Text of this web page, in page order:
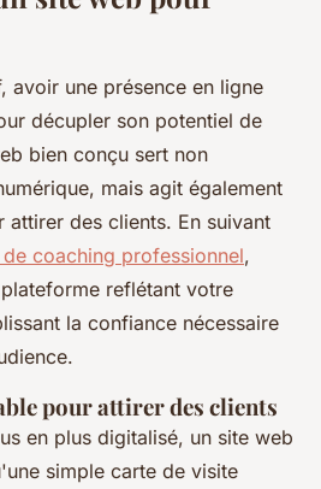
avoir une présence en ligne
décupler son potentiel de
bien conçu sert non
mais agit également
attirer des clients. En suivant
coaching professionnel,
reflétant votre
la confiance nécessaire
pour attirer des clients
en plus digitalisé, un site web
simple carte de visite